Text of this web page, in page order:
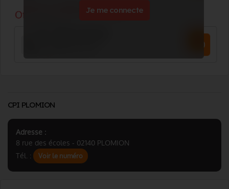
Je me connecte
CPI PLOMION
Adresse :
8 rue des écoles - 02140 PLOMION
Tél. :
Voir le numéro